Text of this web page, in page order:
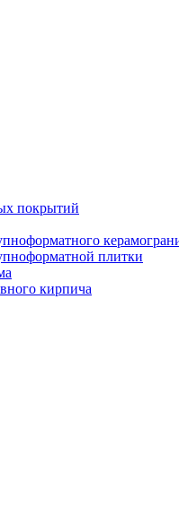
покрытий
плитки
кирпича